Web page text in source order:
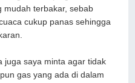
mudah terbakar, sebab
cukup panas sehingga
saya minta agar tidak
gas yang ada di dalam